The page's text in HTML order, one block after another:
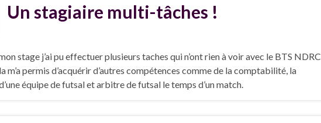
Un stagiaire multi-tâches !
stage j’ai pu effectuer plusieurs taches qui n’ont rien à voir avec le BTS NDRC.
m’a permis d’acquérir d’autres compétences comme de la comptabilité, la
équipe de futsal et arbitre de futsal le temps d’un match.